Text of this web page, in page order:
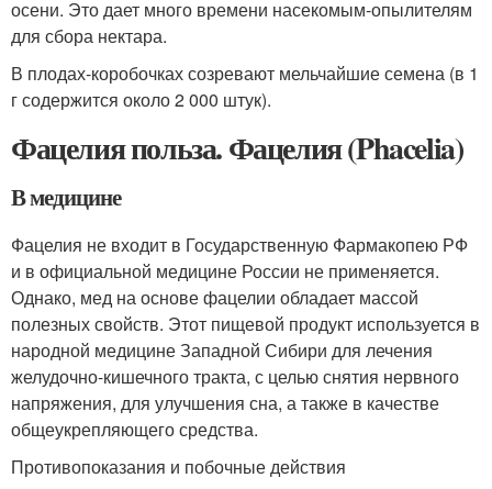
осени. Это дает много времени насекомым-опылителям
для сбора нектара.
В плодах-коробочках созревают мельчайшие семена (в 1
г содержится около 2 000 штук).
Фацелия польза. Фацелия (Phacelia)
В медицине
Фацелия не входит в Государственную Фармакопею РФ
и в официальной медицине России не применяется.
Однако, мед на основе фацелии обладает массой
полезных свойств. Этот пищевой продукт используется в
народной медицине Западной Сибири для лечения
желудочно-кишечного тракта, с целью снятия нервного
напряжения, для улучшения сна, а также в качестве
общеукрепляющего средства.
Противопоказания и побочные действия